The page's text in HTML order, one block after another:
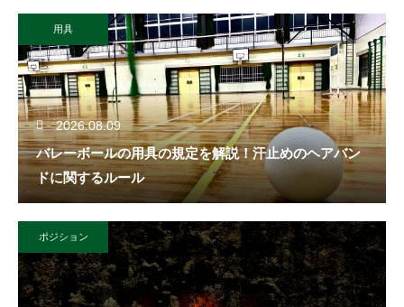
用具
2026.08.09
バレーボールの用具の規定を解説！汗止めのヘアバン
ドに関するルール
ポジション